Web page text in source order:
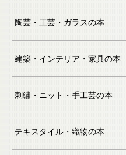
陶芸・工芸・ガラスの本
建築・インテリア・家具の本
刺繍・ニット・手工芸の本
テキスタイル・織物の本